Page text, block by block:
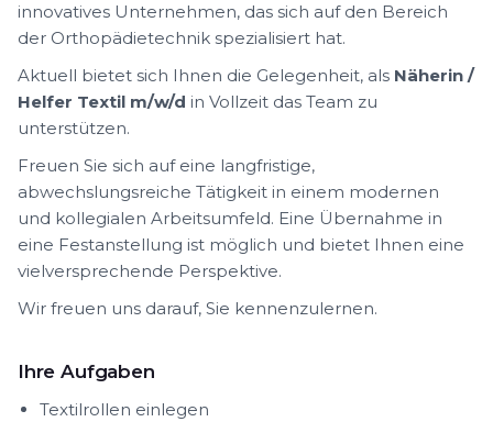
innovatives Unternehmen, das sich auf den Bereich
der Orthopädietechnik spezialisiert hat.
Aktuell bietet sich Ihnen die Gelegenheit, als Näherin /
Helfer Textil m/w/d in Vollzeit das Team zu
unterstützen.
Freuen Sie sich auf eine langfristige,
abwechslungsreiche Tätigkeit in einem modernen
und kollegialen Arbeitsumfeld. Eine Übernahme in
eine Festanstellung ist möglich und bietet Ihnen eine
vielversprechende Perspektive.
Wir freuen uns darauf, Sie kennenzulernen.
Ihre Aufgaben
Textilrollen einlegen